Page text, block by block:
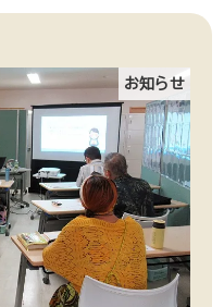
お知らせ